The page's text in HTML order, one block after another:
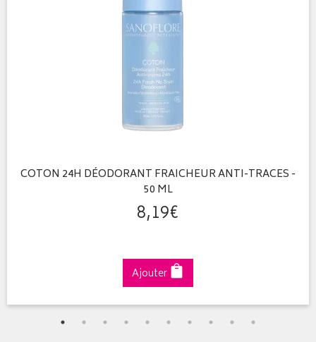
COTON 24H DÉODORANT FRAICHEUR ANTI-TRACES -
50 ML
8,19€
Ajouter